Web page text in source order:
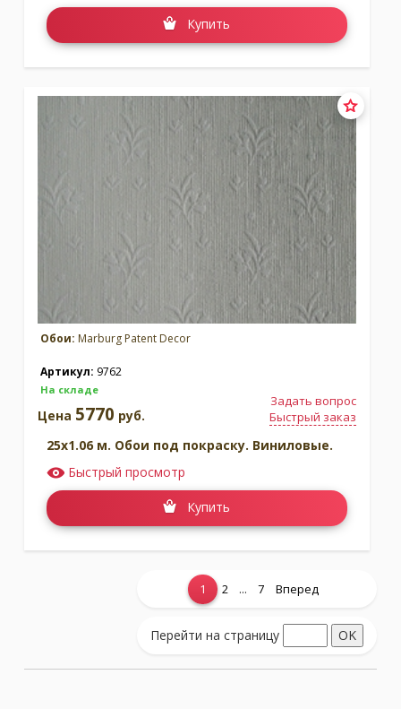
Купить
Обои: Marburg Patent Decor
Артикул: 9762
На складе
Задать вопрос
Быстрый заказ
Цена 5770 руб.
25x1.06 м. Обои под покраску. Виниловые.
Быстрый просмотр
Купить
Показать еще...
1 2 ... 7 Вперед
Перейти на страницу